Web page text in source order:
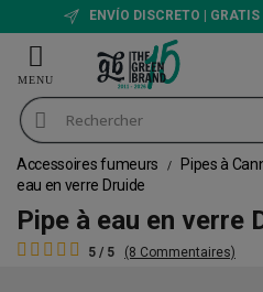
ENVÍO DISCRETO |
Accessoires fumeurs Pipes à
eau en verre Druide
Pipe à eau en verre
5 / 5 (8 Commentaires)